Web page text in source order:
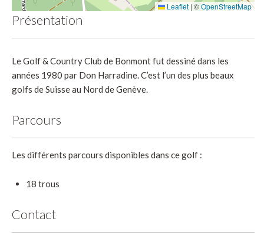
Leaflet | ©OpenStreetMap
Présentation
Le Golf & Country Club de Bonmont fut dessiné dans les
années 1980 par Don Harradine. C’est l’un des plus beaux
golfs de Suisse au Nord de Genève.
Parcours
Les différents parcours disponibles dans ce golf :
18 trous
Contact